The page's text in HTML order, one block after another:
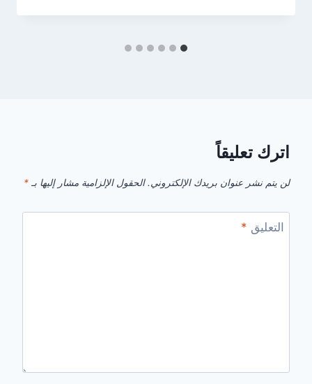
اترك تعليقاً
لن يتم نشر عنوان بريدك الإلكتروني. الحقول الإلزامية مشار إليها بـ *
التعليق *